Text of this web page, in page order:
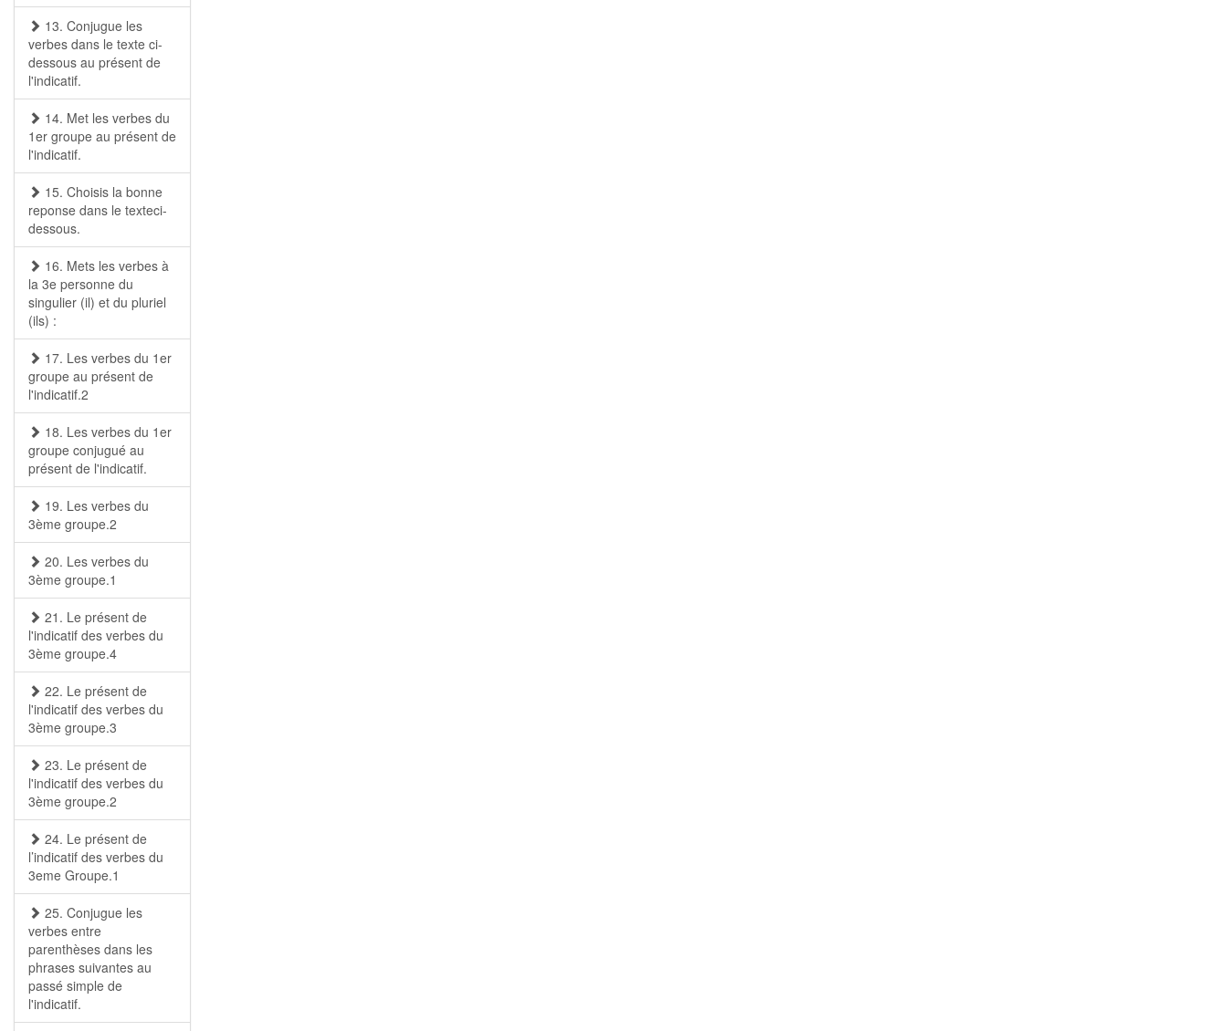
13. Conjugue les
verbes dans le texte ci-
dessous au présent de
l'indicatif.
14. Met les verbes du
1er groupe au présent de
l'indicatif.
15. Choisis la bonne
reponse dans le texteci-
dessous.
16. Mets les verbes à
la 3e personne du
singulier (il) et du pluriel
(ils) :
17. Les verbes du 1er
groupe au présent de
l'indicatif.2
18. Les verbes du 1er
groupe conjugué au
présent de l'indicatif.
19. Les verbes du
3ème groupe.2
20. Les verbes du
3ème groupe.1
21. Le présent de
l'indicatif des verbes du
3ème groupe.4
22. Le présent de
l'indicatif des verbes du
3ème groupe.3
23. Le présent de
l'indicatif des verbes du
3ème groupe.2
24. Le présent de
l’indicatif des verbes du
3eme Groupe.1
25. Conjugue les
verbes entre
parenthèses dans les
phrases suivantes au
passé simple de
l'indicatif.